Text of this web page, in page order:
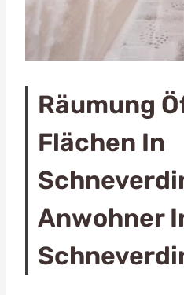
Räumung
Flächen In
Anwohner